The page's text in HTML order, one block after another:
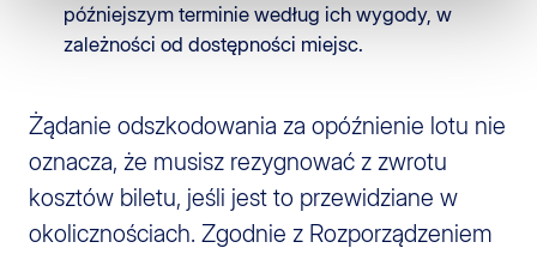
późniejszym terminie według ich wygody, w
zależności od dostępności miejsc.
Żądanie odszkodowania za opóźnienie lotu nie
oznacza, że musisz rezygnować z zwrotu
kosztów biletu, jeśli jest to przewidziane w
okolicznościach. Zgodnie z Rozporządzeniem